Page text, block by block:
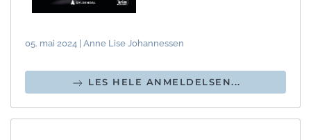
05. mai 2024 | Anne Lise Johannessen
LES HELE ANMELDELSEN...